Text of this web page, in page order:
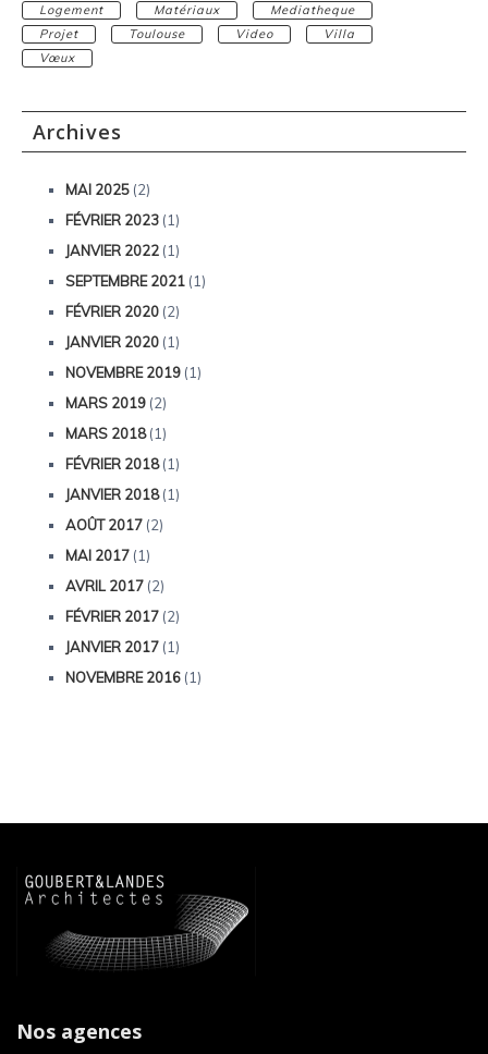
Logement
Matériaux
Mediatheque
Projet
Toulouse Video
Villa
Vœux
Archives
MAI 2025 (2)
FÉVRIER 2023 (1)
JANVIER 2022 (1)
SEPTEMBRE 2021 (1)
FÉVRIER 2020 (2)
JANVIER 2020 (1)
NOVEMBRE 2019 (1)
MARS 2019 (2)
MARS 2018(1)
FÉVRIER 2018(1)
JANVIER 2018(1)
AOÛT 2017 (2)
MAI 2017 (1)
AVRIL 2017 (2)
FÉVRIER 2017 (2)
JANVIER 2017 (1)
NOVEMBRE 2016 (1)
Nos agences